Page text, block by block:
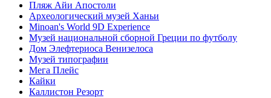
Пляж Айи Апостоли
Археологический музей Ханьи
Minoan's World 9D Experience
Музей национальной сборной Греции по футболу
Дом Элефтериоса Венизелоса
Музей типографии
Мега Плейс
Кайки
Каллистон Резорт